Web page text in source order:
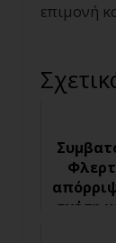
επιμονή
σχέση